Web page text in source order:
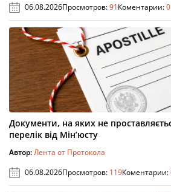
06.08.2026Просмотров:91Коментарии:0
Документи, на яких не
перелік від Мін’юсту
Автор:Лента от Протокола
06.08.2026Просмотров: 119Коментарии: